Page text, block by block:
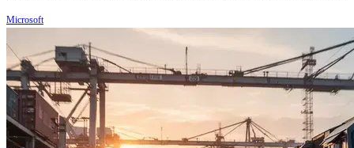
Microsoft